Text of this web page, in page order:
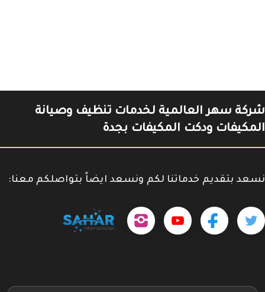
شركة سهر العالمية لخدمات تنظيف وصيانة
المكيفات ودكت المكيفات بجدة
نسعد بتقديم خدماتنا لكم ونسعد ايضاً بتواصلكم معنا:
تابعنا تابعنا www.youtube.com/@sahar4046
تابعنا
بلاي